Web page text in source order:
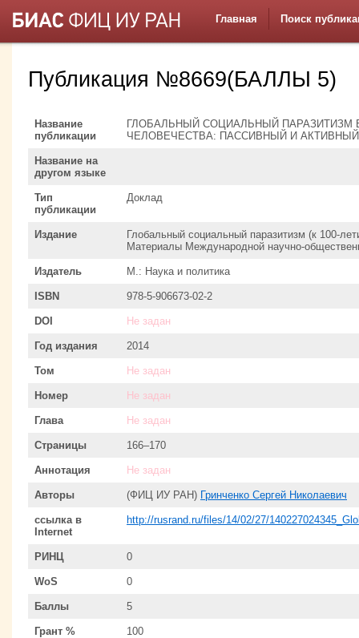
Главная Поиск
Публикация №8669(БАЛЛЫ 5)
Название
публикации
ГЛОБАЛЬНЫЙ СОЦИАЛЬНЫЙ
ЧЕЛОВЕЧЕСТВА: ПАССИВНЫЙ И АКТИВНЫЙ
Название на
другом языке
Тип
публикации
Доклад
Издание
Глобальный социальный паразитизм (к 100-
Материалы Международной научно-
Издатель М.: Наука и политика
ISBN 978-5-906673-02-2
DOI Не задан
Год издания 2014
Том Не задан
Номер Не задан
Глава Не задан
Страницы 166–170
Аннотация Не задан
Авторы (ФИЦ ИУ РАН) Гринченко Сергей Николаевич
ссылка в
Internet
http://rusrand.ru/files/14/02/27/
РИНЦ 0
WoS 0
Баллы 5
Грант % 100